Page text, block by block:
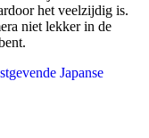
het veelzijdig is.
niet lekker in de
Japanse